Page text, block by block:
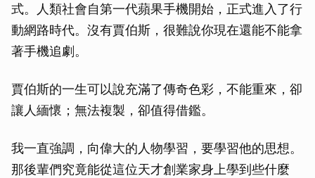
式。人類社會自第一代蘋果手機開始，正式進入了行
動網路時代。沒有賈伯斯，很難說你現在還能不能拿
著手機追劇。
賈伯斯的一生可以說充滿了傳奇色彩，不能重來，卻
讓人緬懷；無法複製，卻值得借鑑。
我一直強調，向偉大的人物學習，要學習他的思想。
那後輩們究竟能從這位天才創業家身上學到些什麼